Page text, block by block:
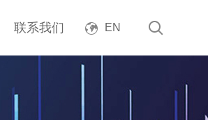
EN
联系我们